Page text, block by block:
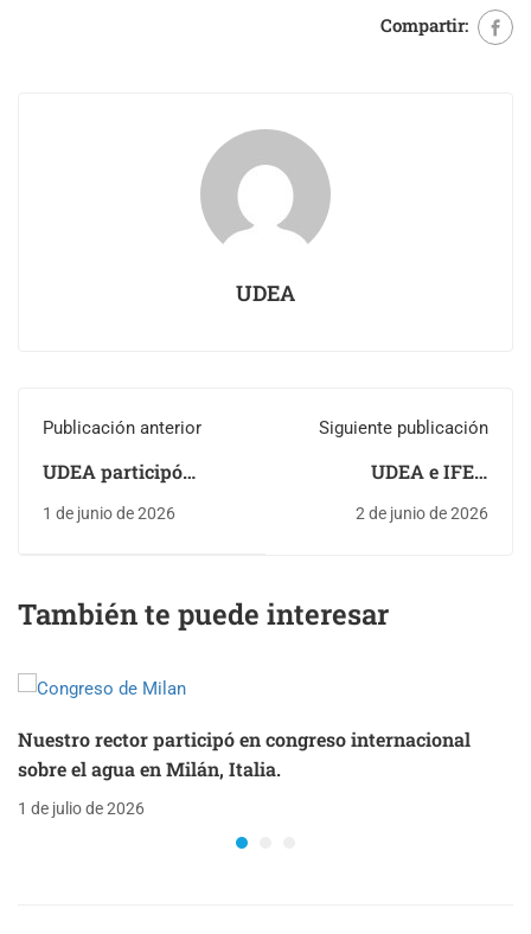
Compartir:
UDEA
Publicación anterior
UDEA participó
activamente en el
Primer Simulacro
1 de junio de 2026
Siguiente publicación
UDEA e IFEA
convocan a presentar
ponencias para el
2 de junio de 2026
También te puede interesar
Nuestro rector participó en congreso internacional
sobre el agua en Milán, Italia.
1 de julio de 2026